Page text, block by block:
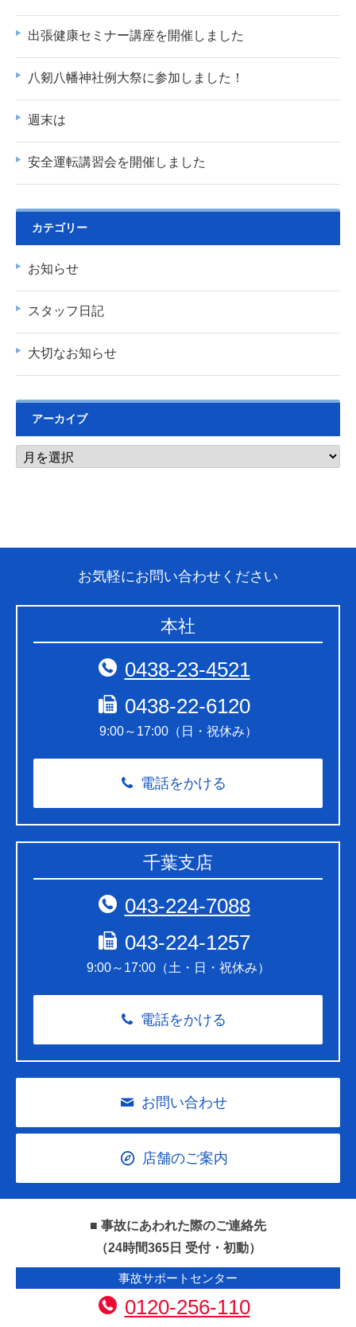
出張健康セミナー講座を開催しました
八剱八幡神社例大祭に参加しました！
週末は
安全運転講習会を開催しました
カテゴリー
お知らせ
スタッフ日記
大切なお知らせ
アーカイブ
お気軽にお問い合わせください
本社
0438-23-4521
0438-22-6120
9:00～17:00（日・祝休み）
電話をかける
千葉支店
043-224-7088
043-224-1257
9:00～17:00（土・日・祝休み）
電話をかける
お問い合わせ
店舗のご案内
■ 事故にあわれた際のご連絡先
（24時間365日 受付・初動）
事故サポートセンター
0120-256-110